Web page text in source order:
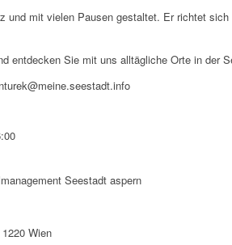
und mit vielen Pausen gestaltet. Er richtet
entdecken Sie mit uns alltägliche Orte in der
Seestadt aspern
Wien